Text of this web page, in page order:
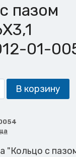
пазом
01-
В корзину
"Кольцо с